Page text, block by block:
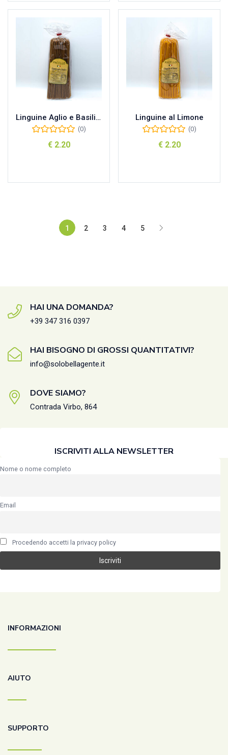
Linguine Aglio e Basilico
(0)
€2.20
Linguine al Limone
(0)
€2.20
1 2 3 4 5
HAI UNA DOMANDA?
+39 347 316 0397
HAI BISOGNO DI GROSSI QUANTITATIVI?
info@solobellagente.it
DOVE SIAMO?
Contrada Virbo, 864
ISCRIVITI ALLA NEWSLETTER
Nome o nome completo
Email
Procedendo accetti la privacy policy
INFORMAZIONI
AIUTO
SUPPORTO